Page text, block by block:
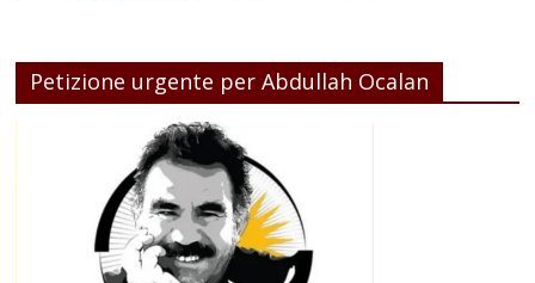
Petizione urgente per Abdullah Ocalan